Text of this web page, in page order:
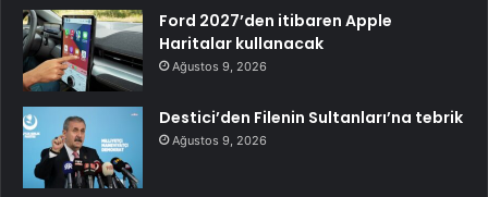
Ford 2027’den itibaren Apple
Haritalar kullanacak
Ağustos 9, 2026
Destici’den Filenin Sultanları’na tebrik
Ağustos 9, 2026